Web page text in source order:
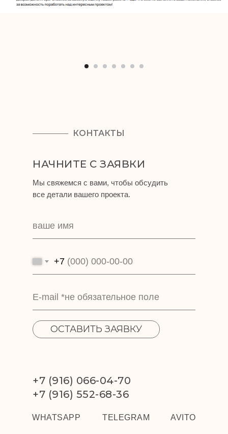
КОНТАКТЫ
НАЧНИТЕ С ЗАЯВКИ
Мы свяжемся с вами, чтобы обсудить
все детали вашего проекта.
+7 (916) 066-04-70
+7 (916) 552-68-36
WHATSAPP TELEGRAM AVITO
+7
ОСТАВИТЬ ЗАЯВКУ